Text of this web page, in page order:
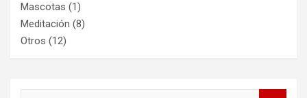
Mascotas (1)
Meditación (8)
Otros (12)